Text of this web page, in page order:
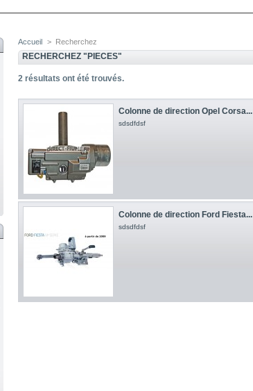
Accueil > Recherchez
RECHERCHEZ "PIECES"
2 résultats ont été trouvés.
Colonne de direction Opel Corsa...
sdsdfdsf
Colonne de direction Ford Fiesta...
sdsdfdsf